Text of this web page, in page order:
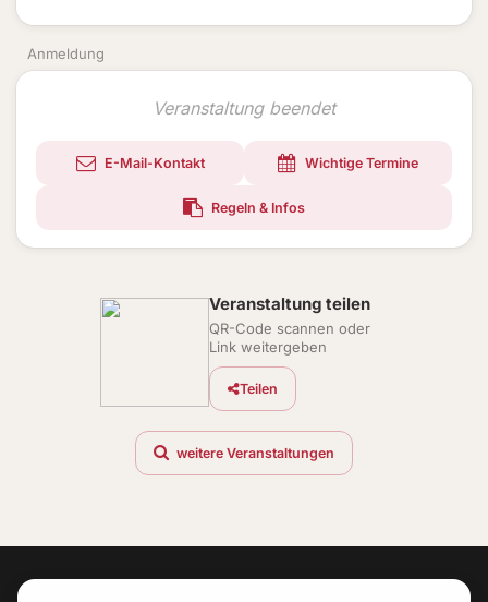
Anmeldung
Veranstaltung beendet
E-Mail-Kontakt Wichtige Termine
Regeln & Infos
Veranstaltung teilen
QR-Code scannen oder
Link weitergeben
Teilen
weitere Veranstaltungen